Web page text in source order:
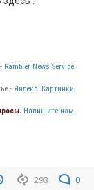
Rambler News Service.
- Яндекс. Картинки.
Напишите нам.
293 0